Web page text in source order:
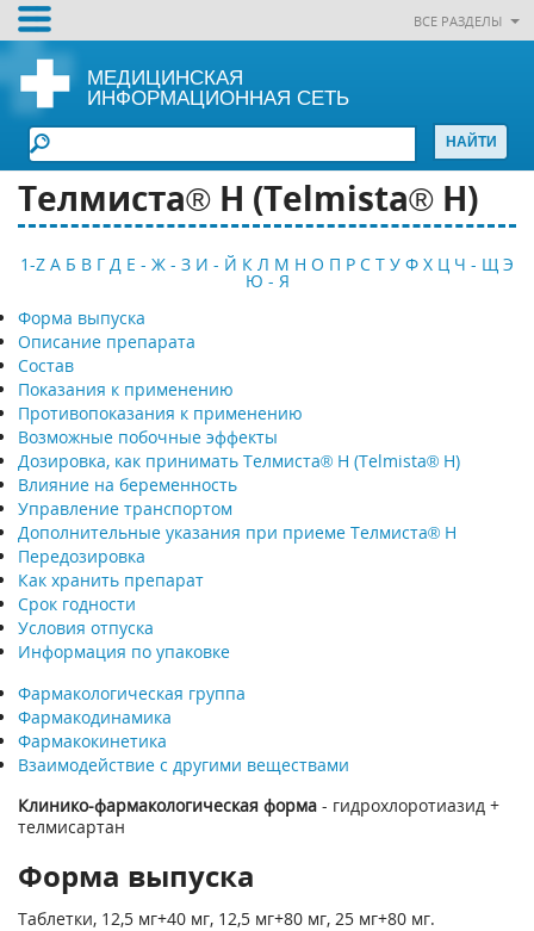
ВСЕ РАЗДЕЛЫ
МЕДИЦИНСКАЯ
ИНФОРМАЦИОННАЯ СЕТЬ
Телмиста® Н (Telmista® H)
1-Z А Б В Г Д Е - Ж - З И - Й К Л М Н О П Р С Т У Ф Х Ц Ч - Щ Э
Ю - Я
Форма выпуска
Описание препарата
Состав
Показания к применению
Противопоказания к применению
Возможные побочные эффекты
Дозировка, как принимать Телмиста® Н (Telmista® H)
Влияние на беременность
Управление транспортом
Дополнительные указания при приеме Телмиста® Н
Передозировка
Как хранить препарат
Срок годности
Условия отпуска
Информация по упаковке
Фармакологическая группа
Фармакодинамика
Фармакокинетика
Взаимодействие с другими веществами
Клинико-фармакологическая форма - гидрохлоротиазид +
телмисартан
Форма выпуска
Таблетки, 12,5 мг+40 мг, 12,5 мг+80 мг, 25 мг+80 мг.